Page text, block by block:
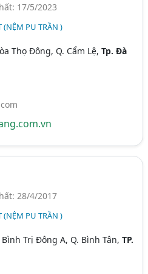
17/5/2023
PU TRẦN )
Thọ Đông, Q. Cẩm Lệ,Tp. Đà
28/4/2017
PU TRẦN )
Bình Trị Đông A, Q. Bình Tân,TP.